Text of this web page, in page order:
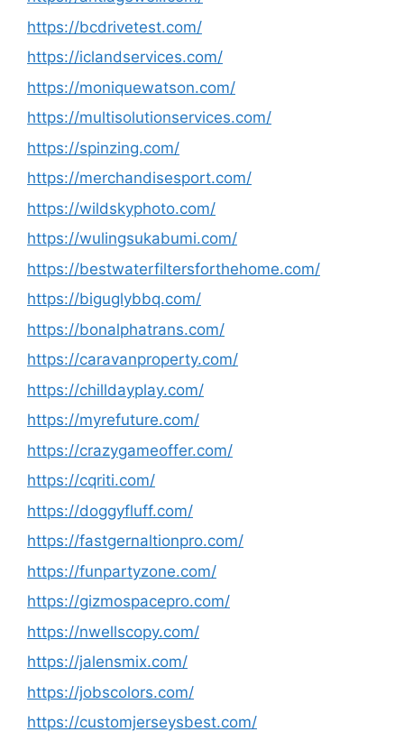
https://bcdrivetest.com/
https://iclandservices.com/
https://moniquewatson.com/
https://multisolutionservices.com/
https://spinzing.com/
https://merchandisesport.com/
https://wildskyphoto.com/
https://wulingsukabumi.com/
https://bestwaterfiltersforthehome.com/
https://biguglybbq.com/
https://bonalphatrans.com/
https://caravanproperty.com/
https://chilldayplay.com/
https://myrefuture.com/
https://crazygameoffer.com/
https://cqriti.com/
https://doggyfluff.com/
https://fastgernaltionpro.com/
https://funpartyzone.com/
https://gizmospacepro.com/
https://nwellscopy.com/
https://jalensmix.com/
https://jobscolors.com/
https://customjerseysbest.com/